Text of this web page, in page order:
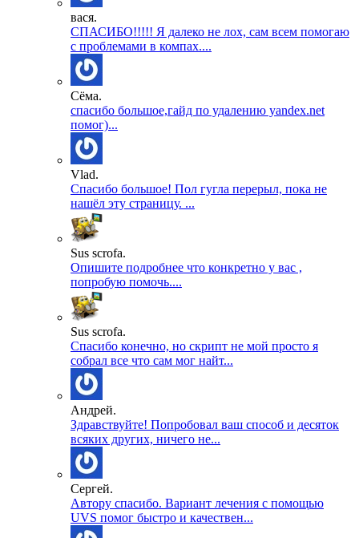
вася.
СПАСИБО!!!!! Я далеко не лох, сам всем помогаю
с проблемами в компах....
Сёма.
спасибо большое,гайд по удалению yandex.net
помог)...
Vlad.
Спасибо большое! Пол гугла перерыл, пока не
нашёл эту страницу. ...
Sus scrofa.
Опишите подробнее что конкретно у вас ,
попробую помочь....
Sus scrofa.
Спасибо конечно, но скрипт не мой просто я
собрал все что сам мог найт...
Андрей.
Здравствуйте! Попробовал ваш способ и десяток
всяких других, ничего не...
Сергей.
Автору спасибо. Вариант лечения с помощью
UVS помог быстро и качествен...